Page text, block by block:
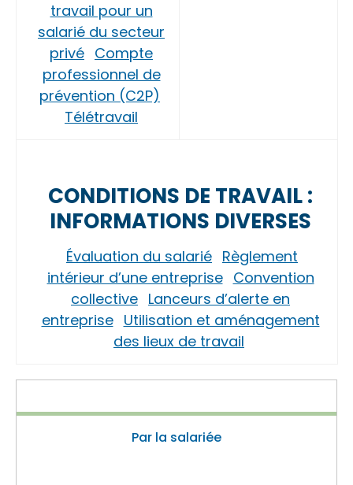
travail pour un
salarié du secteur
privé Compte
professionnel de
prévention (C2P)
Télétravail
CONDITIONS DE TRAVAIL :
INFORMATIONS DIVERSES
Évaluation du salarié Règlement
intérieur d’une entreprise Convention
collective Lanceurs d’alerte en
entreprise Utilisation et aménagement
des lieux de travail
Par la salariée